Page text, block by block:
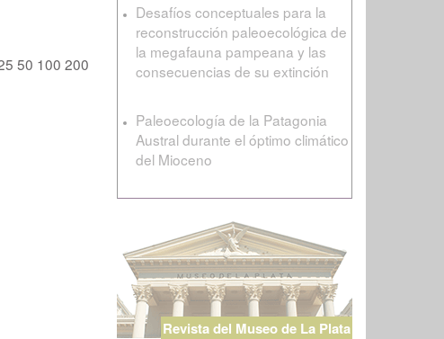
50 100 200
Desafíos conceptuales para la
reconstrucción paleoecológica de
la megafauna pampeana y las
consecuencias de su extinción
Paleoecología de la Patagonia
Austral durante el óptimo climático
del Mioceno
Revista del Museo de La Plata